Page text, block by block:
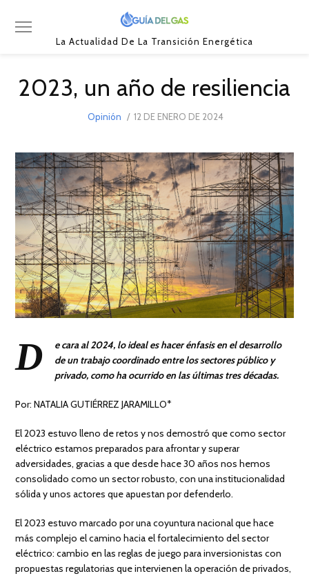
La Actualidad De La Transición Energética
2023, un año de resiliencia
Opinión
POSTED
12 DE ENERO DE 202412
DE
2024
D
e cara al 2024, lo ideal es hacer énfasis en el desarrollo
de un trabajo coordinado entre los sectores público y
privado, como ha ocurrido en las últimas tres décadas.
Por: NATALIA GUTIÉRREZ JARAMILLO*
El 2023 estuvo lleno de retos y nos demostró que como sector
eléctrico estamos preparados para afrontar y superar
adversidades, gracias a que desde hace 30 años nos hemos
consolidado como un sector robusto, con una institucionalidad
sólida y unos actores que apuestan por defenderlo.
El 2023 estuvo marcado por una coyuntura nacional que hace
más complejo el camino hacia el fortalecimiento del sector
eléctrico: cambio en las reglas de juego para inversionistas con
propuestas regulatorias que intervienen la operación de privados,